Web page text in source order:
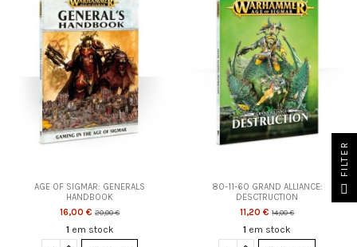
AGE OF SIGMAR: GENERALS
HANDBOOK
16,00 €20,00 €
1 em stock
80-11-60 GRAND ALLIANCE:
DESCTRUCTION
11,20 €14,00 €
1 em stock
FILTER